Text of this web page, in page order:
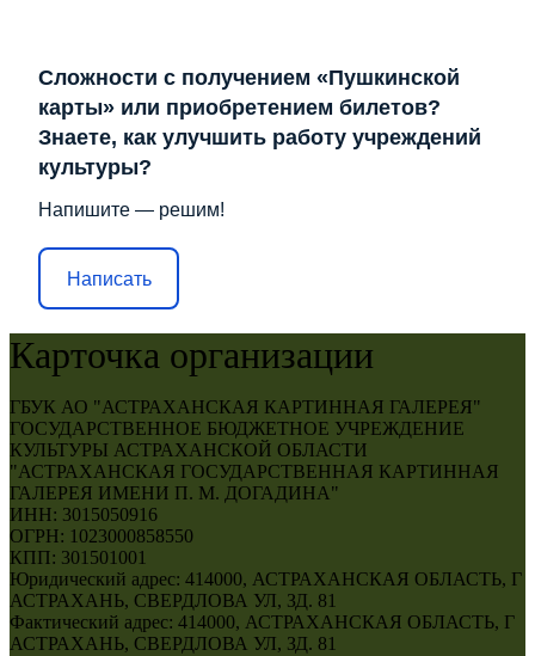
Сложности с получением «Пушкинской
карты» или приобретением билетов?
Знаете, как улучшить работу учреждений
культуры?
Напишите — решим!
Написать
Карточка организации
ГБУК АО "АСТРАХАНСКАЯ КАРТИННАЯ ГАЛЕРЕЯ"
ГОСУДАРСТВЕННОЕ БЮДЖЕТНОЕ УЧРЕЖДЕНИЕ
КУЛЬТУРЫ АСТРАХАНСКОЙ ОБЛАСТИ
"АСТРАХАНСКАЯ ГОСУДАРСТВЕННАЯ КАРТИННАЯ
ГАЛЕРЕЯ ИМЕНИ П. М. ДОГАДИНА"
ИНН: 3015050916
ОГРН: 1023000858550
КПП: 301501001
Юридический адрес: 414000, АСТРАХАНСКАЯ ОБЛАСТЬ, Г
АСТРАХАНЬ, СВЕРДЛОВА УЛ, ЗД. 81
Фактический адрес: 414000, АСТРАХАНСКАЯ ОБЛАСТЬ, Г
АСТРАХАНЬ, СВЕРДЛОВА УЛ, ЗД. 81